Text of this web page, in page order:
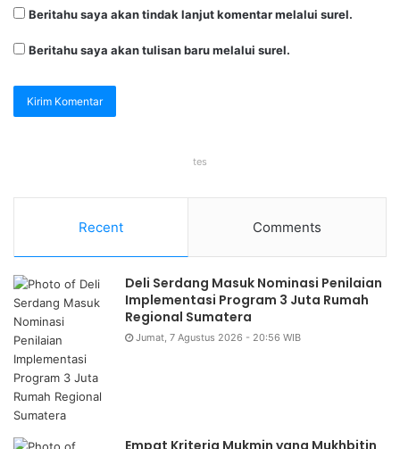
Beritahu saya akan tindak lanjut komentar melalui surel.
Beritahu saya akan tulisan baru melalui surel.
tes
Recent Comments
Deli Serdang Masuk Nominasi Penilaian
Implementasi Program 3 Juta Rumah
Regional Sumatera
Jumat, 7 Agustus 2026 - 20:56 WIB
Empat Kriteria Mukmin yang Mukhbitin